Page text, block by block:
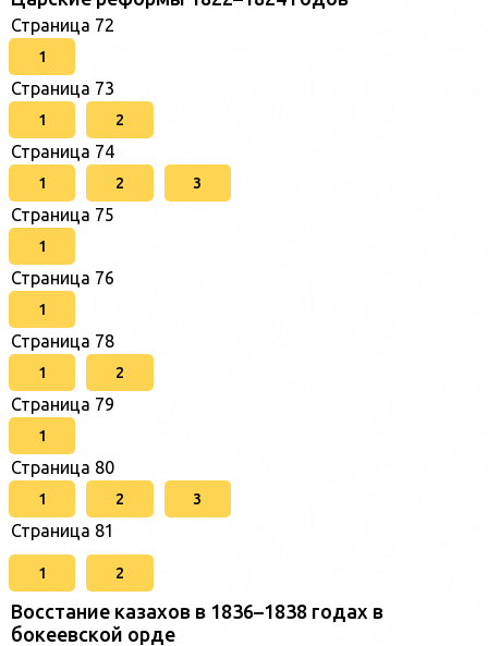
Страница 72
1
Страница 73
1 2
Страница 74
1 2 3
Страница 75
1
Страница 76
1
Страница 78
1 2
Страница 79
1
Страница 80
1 2 3
Страница 81
1 2
Восстание казахов в 1836–1838 годах в
бокеевской орде